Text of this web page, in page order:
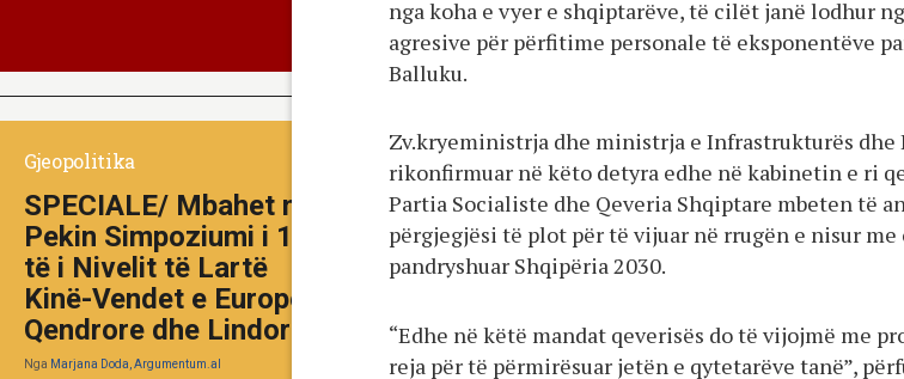
nga koha e vyer e shqiptarëve, të cilët janë lodhur
agresive për përfitime personale të eksponentëve
Balluku.
Zv.kryeministrja dhe ministrja e Infrastrukturës dhe
rikonfirmuar në këto detyra edhe në kabinetin e ri
Partia Socialiste dhe Qeveria Shqiptare mbeten të
përgjegjësi të plot për të vijuar në rrugën e nisur
pandryshuar Shqipëria 2030.
“Edhe në këtë mandat qeverisës do të vijojmë me
reja për të përmirësuar jetën e qytetarëve tanë”,
Gjeopolitika
SPECIALE/ Mbahet në
Pekin Simpoziumi i 10-
të i Nivelit të Lartë
Kinë-Vendet e Europës
Qendrore dhe Lindore
Nga Marjana Doda, Argumentum.al